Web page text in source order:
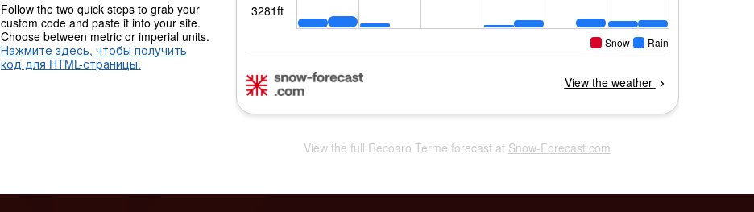
Follow the two quick steps to grab your
custom code and paste it into your site.
Choose between metric or imperial units.
Нажмите здесь, чтобы получить
код для HTML-страницы.
View the full Recoaro Terme forecast at Snow-Forecast.com